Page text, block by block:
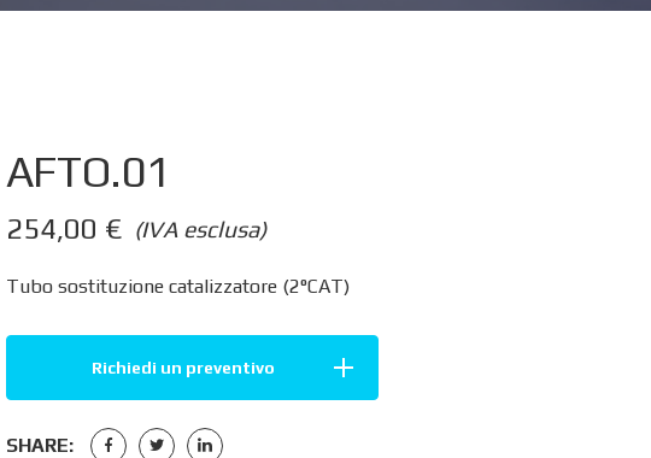
AFTO.01
(IVA esclusa)
254,00 €
Tubo sostituzione catalizzatore (2°CAT)
Richiedi un preventivo
SHARE: